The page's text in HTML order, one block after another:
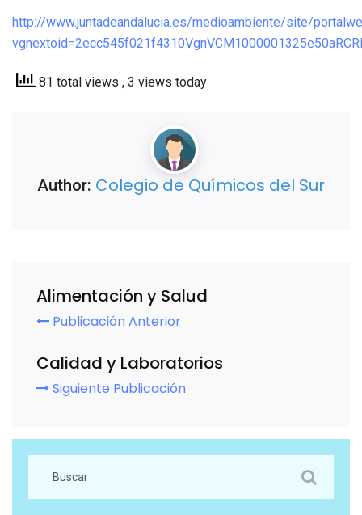
http://www.juntadeandalucia.es/medioambiente/site/
81 total views , 3 views today
Author: Colegio de Químicos del Sur
Alimentación y Salud
Publicación Anterior
Calidad y Laboratorios
Siguiente Publicación